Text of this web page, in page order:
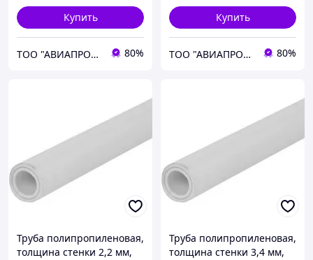
Купить
ТОО "АВИАПРОМСТАЛЬ" 80%
Купить
ТОО "АВИАПРОМСТАЛЬ" 80%
Труба полипропиленовая,
толщина стенки 2,2 мм,
Труба полипропиленовая,
толщина стенки 3,4 мм,